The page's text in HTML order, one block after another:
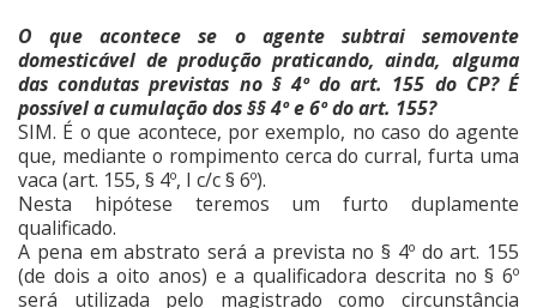
O que acontece se o agente subtrai semovente
domesticável de produção praticando, ainda, alguma
das condutas previstas no § 4º do art. 155 do CP? É
possível a cumulação dos §§ 4º e 6º do art. 155?
SIM. É o que acontece, por exemplo, no caso do agente
que, mediante o rompimento cerca do curral, furta uma
vaca (art. 155, § 4º, I c/c § 6º).
Nesta hipótese teremos um furto duplamente
qualificado.
A pena em abstrato será a prevista no § 4º do art. 155
(de dois a oito anos) e a qualificadora descrita no § 6º
será utilizada pelo magistrado como circunstância